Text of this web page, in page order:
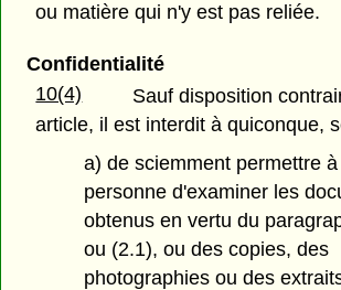
ou matière qui n'y est pas reliée.
Confidentialité
10(4)
Sauf disposition
article, il est interdit à quiconque,
a) de sciemment permettre
personne d'examiner les
obtenus en vertu du
ou (2.1), ou des copies, des
photographies ou des